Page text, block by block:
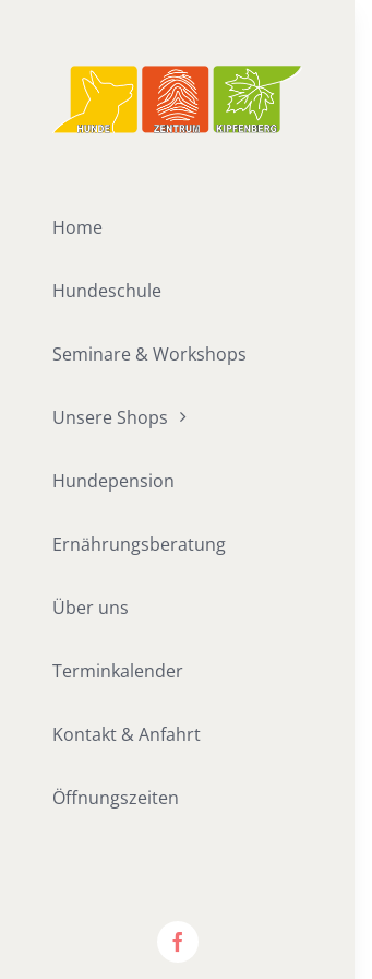
Home
Hundeschule
Seminare & Workshops
Unsere Shops
Hundepension
Ernährungsberatung
Über uns
Terminkalender
Kontakt & Anfahrt
Öffnungszeiten